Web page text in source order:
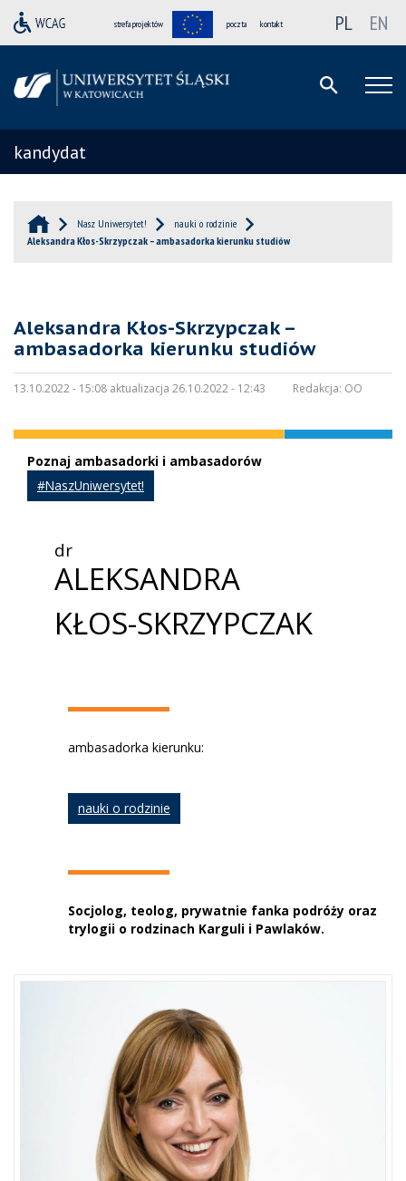
strefa projektów poczta kontakt PL EN
kandydat
Nasz Uniwersytet!
nauki o rodzinie
Aleksandra Kłos-Skrzypczak – ambasadorka kierunku studiów
Aleksandra Kłos-Skrzypczak –
ambasadorka kierunku studiów
13.10.2022 - 15:08 aktualizacja 26.10.2022 - 12:43 Redakcja: OO
Poznaj ambasadorki i ambasadorów
#NaszUniwersytet!
dr
ALEKSANDRA
KŁOS-SKRZYPCZAK
ambasadorka kierunku:
nauki o rodzinie
Socjolog, teolog, prywatnie fanka podróży oraz
trylogii o rodzinach Karguli i Pawlaków.